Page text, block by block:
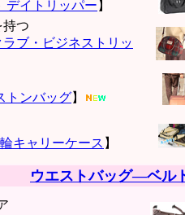
デイトリッパー 】
持つ
ブ・ビジネストリッ
トンバッグ】
キャリーケース 】
ウエストバッグ―ベル